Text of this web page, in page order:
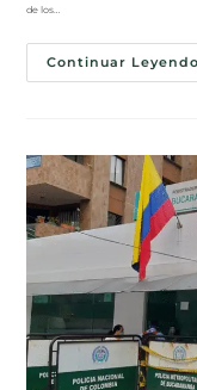
de los…
Continuar Leyendo